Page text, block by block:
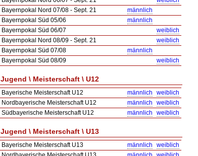
Bayernpokal Nord 07/08 - Sept. 21
männlich
Bayernpokal Süd 05/06
männlich
Bayernpokal Süd 06/07
weiblich
Bayernpokal Nord 08/09 - Sept. 21
weiblich
Bayernpokal Süd 07/08
männlich
Bayernpokal Süd 08/09
weiblich
Jugend \ Meisterschaft \ U12
Bayerische Meisterschaft U12 männlich
weiblich
Nordbayerische Meisterschaft U12
männlich
weiblich
Südbayerische Meisterschaft U12
männlich weiblich
Jugend \ Meisterschaft \ U13
Bayerische Meisterschaft U13 männlich
weiblich